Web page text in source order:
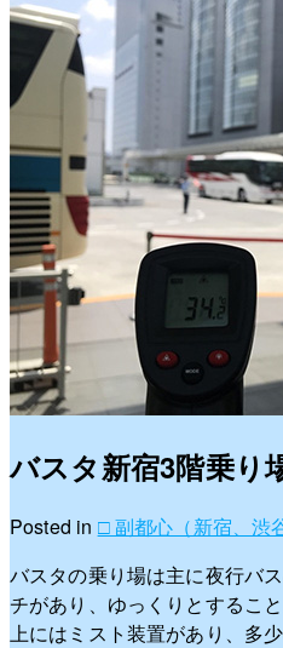
バスタ新宿3階乗
Posted in □ 副都心（新宿、渋
バスタの乗り場は主に夜行バ
チがあり、ゆっくりとするこ
上にはミスト装置があり、多